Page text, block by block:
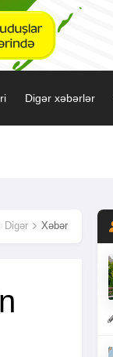
Digər xəbərlər
Digər Xəbər